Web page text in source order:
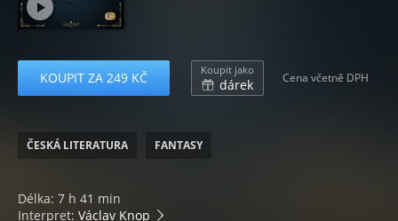
KOUPIT ZA 249 KČ Koupit jako
dárek Cena včetně DPH
ČESKÁ LITERATURA FANTASY
Délka: 7 h 41 min
Interpret: Václav Knop